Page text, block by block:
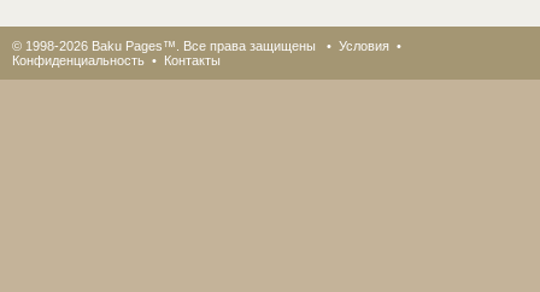
© 1998-2026 Baku Pages™. Все права защищены • Условия •
Конфиденциальность • Контакты